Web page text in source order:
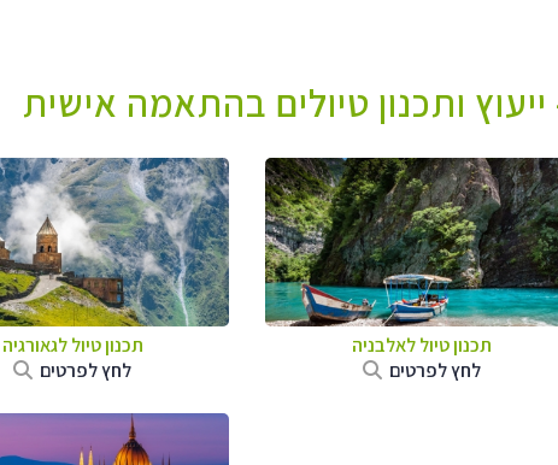
ותכנון טיולים בהתאמה אישית
תכנון טיול לאלבניה
לחץ לפרטים
תכנון טיול לגאורגיה
לחץ לפרטים